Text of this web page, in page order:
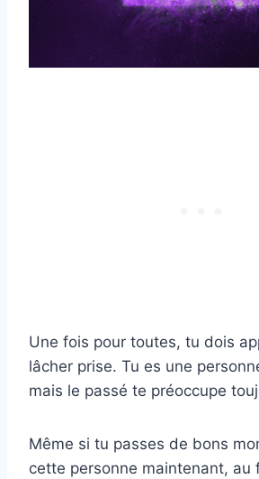
Une fois pour toutes, tu dois
lâcher prise. Tu es une
mais le passé te préoccupe
Même si tu passes de bons
cette personne maintenant, au